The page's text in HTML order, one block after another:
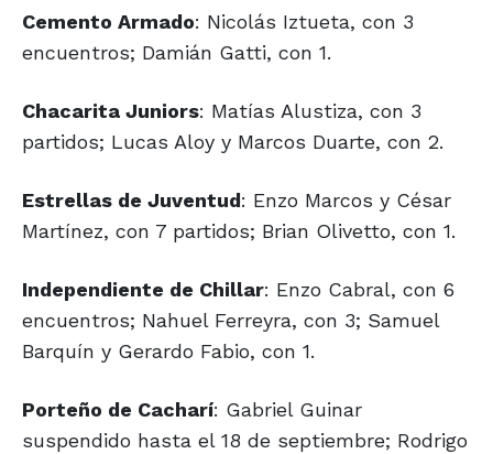
Cemento Armado: Nicolás Iztueta, con 3
encuentros; Damián Gatti, con 1.
Chacarita Juniors: Matías Alustiza, con 3
partidos; Lucas Aloy y Marcos Duarte, con 2.
Estrellas de Juventud: Enzo Marcos y César
Martínez, con 7 partidos; Brian Olivetto, con 1.
Independiente de Chillar: Enzo Cabral, con 6
encuentros; Nahuel Ferreyra, con 3; Samuel
Barquín y Gerardo Fabio, con 1.
Porteño de Cacharí: Gabriel Guinar
suspendido hasta el 18 de septiembre; Rodrigo